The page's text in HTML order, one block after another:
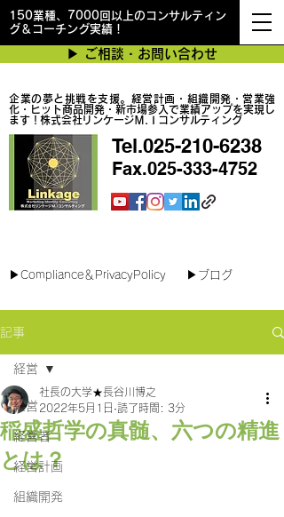
150業種、7000回以上のコンサルティン
グ＆コーチング実績！
企業の夢と挑戦を支援。経営計画・組織開発・営業強
化・ヒット商品開発・新市場参入で業績アップを実現し
ます！株式会社リンケージＭ.Ｉコンサルティング
▶︎ ご相談・お問い合わせ
Tel.025-210-6238
Fax.025-333-4752
▶︎Compliance＆PrivacyPolicy ▶︎ブログ
記事
経営
経営者
経営計画
組織開発
経営
稲盛哲学の真髄、六つの精進
とは？
社長の大学★長谷川博之
2022年5月1日 読了時間: 3分